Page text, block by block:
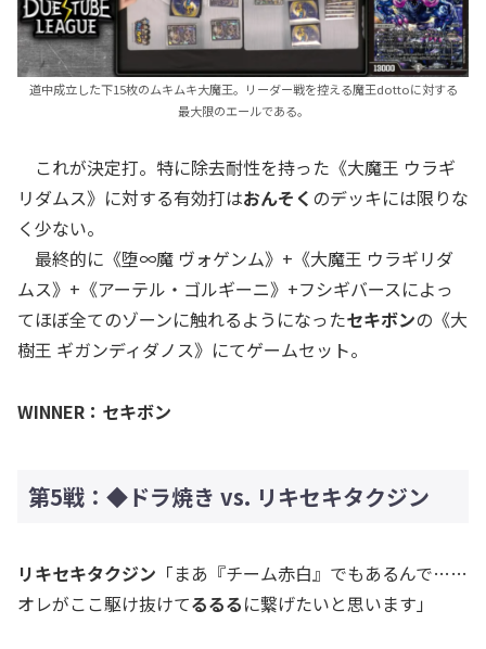
道中成立した下15枚のムキムキ大魔王。リーダー戦を控える魔王dottoに対する
最大限のエールである。
これが決定打。特に除去耐性を持った《大魔王 ウラギ
リダムス》に対する有効打はおんそく のデッキには限りな
く少ない。
最終的に《堕∞魔 ヴォゲンム》+《大魔王 ウラギリダ
ムス》+《アーテル・ゴルギーニ》+フシギバースによっ
てほぼ全てのゾーンに触れるようになったセキボンの《大
樹王 ギガンディダノス》にてゲームセット。
WINNER：セキボン
第5戦：◆ドラ焼き vs. リキセキタクジン
リキセキタクジン 「まあ『チーム赤白』でもあるんで……
オレがここ駆け抜けてるるるに繋げたいと思います」